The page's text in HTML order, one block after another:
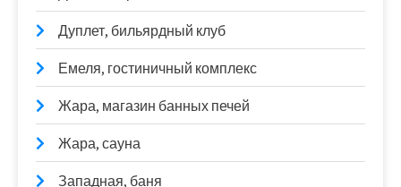
Дуплет, бильярдный клуб
Емеля, гостиничный комплекс
Жара, магазин банных печей
Жара, сауна
Западная, баня